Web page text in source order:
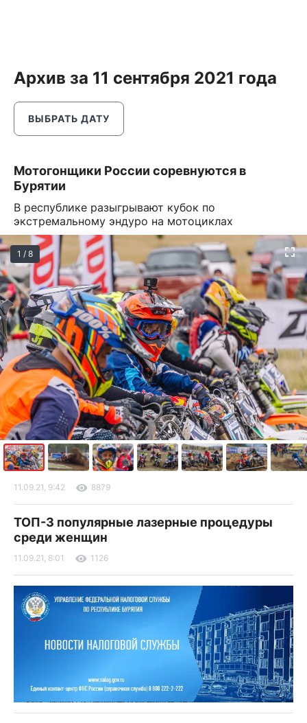
Архив за 11 сентября 2021 года
ВЫБРАТЬ ДАТУ
Мотогонщики России соревнуются в
Бурятии
В республике разыгрывают кубок по
экстремальному эндуро на мотоциклах
1 / 8
11.09.21, 9:42 8879
ТОП-3 популярные лазерные процедуры
среди женщин
11.09.21, 8:01 1126